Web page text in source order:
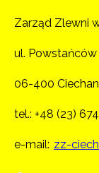
Zarząd Zlewni
ul. Powstańców
06-400
tel.: +48 (23)
e-mail: zz-